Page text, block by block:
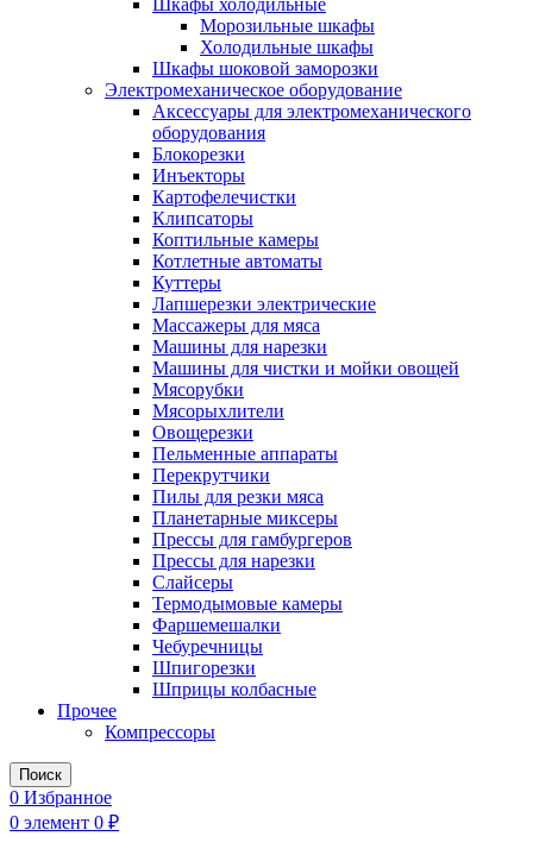
Mорозильные шкафы
Холодильные шкафы
Шкафы шоковой заморозки
Электромеханическое оборудование
Аксессуары для электромеханического
оборудования
Блокорезки
Инъекторы
Картофелечистки
Клипсаторы
Коптильные камеры
Котлетные автоматы
Куттеры
Лапшерезки электрические
Массажеры для мяса
Машины для нарезки
Машины для чистки и мойки овощей
Мясорубки
Мясорыхлители
Овощерезки
Пельменные аппараты
Перекрутчики
Пилы для резки мяса
Планетарные миксеры
Прессы для гамбургеров
Прессы для нарезки
Слайсеры
Термодымовые камеры
Фаршемешалки
Чебуречницы
Шпигорезки
Шприцы колбасные
Прочее
Компрессоры
Поиск
0 Избранное
0 элемент 0 ₽